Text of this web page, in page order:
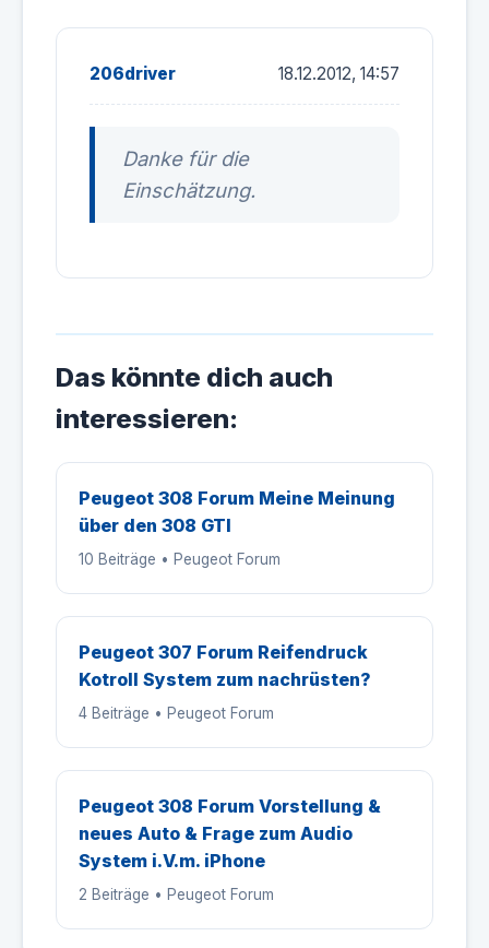
206driver 18.12.2012, 14:57
Danke für die
Einschätzung.
Das könnte dich auch
interessieren:
Peugeot 308 Forum Meine Meinung
über den 308 GTI
10 Beiträge • Peugeot Forum
Peugeot 307 Forum Reifendruck
Kotroll System zum nachrüsten?
4 Beiträge • Peugeot Forum
Peugeot 308 Forum Vorstellung &
neues Auto & Frage zum Audio
System i.V.m. iPhone
2 Beiträge • Peugeot Forum